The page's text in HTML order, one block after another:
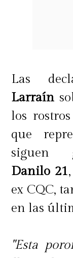
Las
Larraín
los
que
siguen
Danilo 21
ex CQC,
en las
"Esta